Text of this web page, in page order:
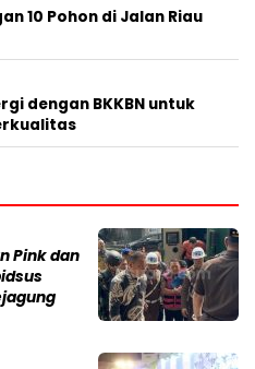
10 Pohon di Jalan Riau
dengan BKKBN untuk
Pink dan